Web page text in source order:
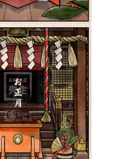
An au Japon
| Shiki 四季
Paysages